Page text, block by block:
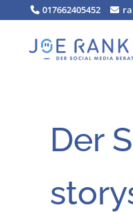
Inhalt
springen
017662405452
Der